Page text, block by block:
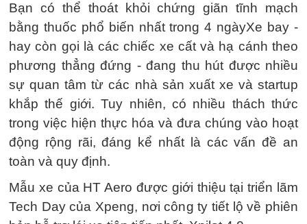
Bạn có thể thoát khỏi chứng giãn tĩnh mạch
bằng thuốc phổ biến nhất trong 4 ngàyXe bay -
hay còn gọi là các chiếc xe cất và hạ cánh theo
phương thẳng đứng - đang thu hút được nhiều
sự quan tâm từ các nhà sản xuất xe và startup
khắp thế giới. Tuy nhiên, có nhiều thách thức
trong việc hiện thực hóa và đưa chúng vào hoạt
động rộng rãi, đáng kể nhất là các vấn đề an
toàn và quy định.
Mẫu xe của HT Aero được giới thiệu tại triển lãm
Tech Day của Xpeng, nơi công ty tiết lộ về phiên